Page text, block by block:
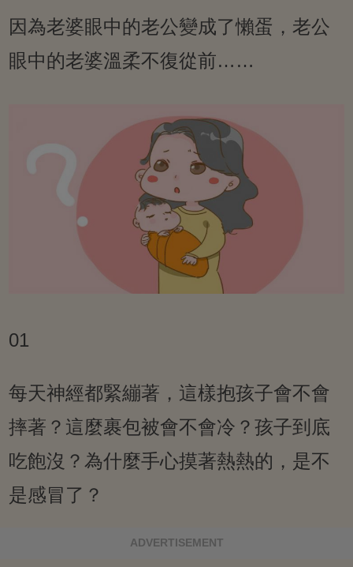
因為老婆眼中的老公變成了懶蛋，老公
眼中的老婆溫柔不復從前……
01
每天神經都緊繃著，這樣抱孩子會不會
摔著？這麼裹包被會不會冷？孩子到底
吃飽沒？為什麼手心摸著熱熱的，是不
是感冒了？
ADVERTISEMENT